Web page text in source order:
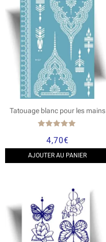
Tatouage blanc pour les mains
5.00
sur 5
4,70€
AJOUTER AU PANIER